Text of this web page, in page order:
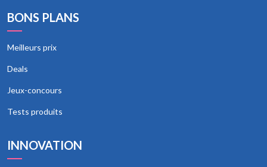
BONS PLANS
Meilleurs prix
Deals
Jeux-concours
Tests produits
INNOVATION